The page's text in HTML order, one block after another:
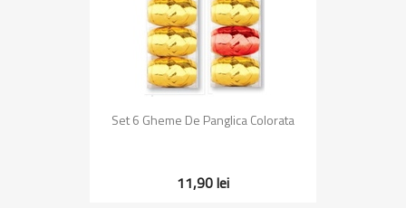
Set 6 Gheme De Panglica Colorata
11,90 lei